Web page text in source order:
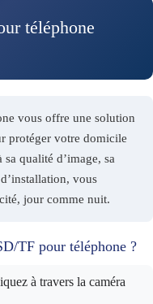
téléphone
vous offre une solution
protéger votre domicile
qualité d’image, sa
vous
jour comme nuit.
TF pour téléphone ?
à travers la caméra